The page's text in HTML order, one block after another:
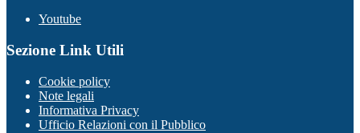
Youtube
Sezione Link Utili
Cookie policy
Note legali
Informativa Privacy
Ufficio Relazioni con il Pubblico